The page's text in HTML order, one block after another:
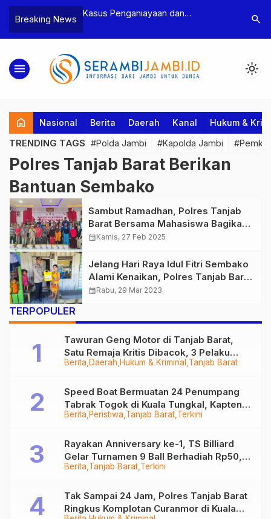
Breaking News
Bea Cukai
Pelaku beserta
dan 146 Gram
Kasus Penganiayaan dan
Tebo Tetapkan Dua Tersangka
Polres
Dua
search
menu light_mode
home Nasional Berita Daerah Kanal Hukum &
TRENDING TAGS #Polda Jambi #Kapolda Jambi
Polres Tanjab Barat Berikan
Bantuan Sembako
Sambut Ramadhan, Polres Tanjab
Barat Bersama Mahasiswa Bagikan
Ratusan Paket Sembako ke Warga
calendar_monthKamis, 27 Feb 2025
Jelang Hari Raya Idul Fitri Sembako
Alami Kenaikan, Polres Tanjab Barat
Berikan Bantuan kepada Warga
calendar_monthRabu, 29 Mar 2023
TERPOPULER
Berita Daerah Hukum & Kriminal Tanjab Barat
Tawuran Geng Motor di Tanjab Barat,
Satu Remaja Kritis Dibacok, 3 Pelaku
Ditangkap
Berita Peristiwa Tanjab Barat Terkini
Speed Boat Bermuatan 24 Penumpang
Tabrak Togok di Kuala Tungkal, Kapten
Sempat Hilang
Berita Tanjab Barat Terkini
Rayakan Anniversary ke-1, TS Billiard
Gelar Turnamen 9 Ball Berhadiah Rp50,8
Juta
Tak Sampai 24 Jam, Polres Tanjab Barat
Ringkus Komplotan Curanmor di Kuala